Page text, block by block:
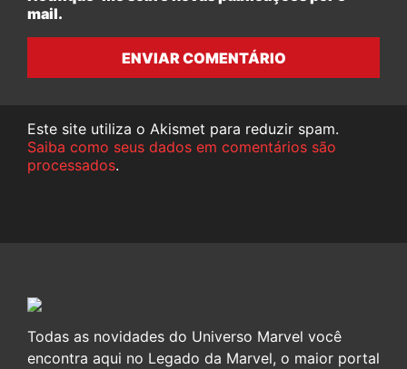
mail.
ENVIAR COMENTÁRIO
Este site utiliza o Akismet para reduzir spam.
Saiba como seus dados em comentários são
processados.
Todas as novidades do Universo Marvel você
encontra aqui no Legado da Marvel, o maior portal